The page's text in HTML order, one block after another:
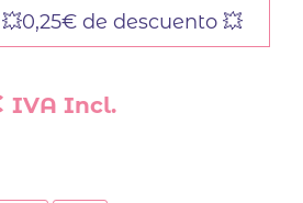
💥0,25€ de descuento 💥
El
IVA Incl.